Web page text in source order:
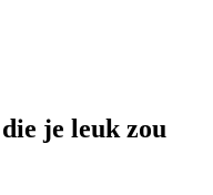
je leuk zou